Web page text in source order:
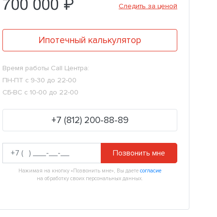
700 000 ₽ Следить за ценой
Ипотечный калькулятор
Время работы Call Центра:
ПН-ПТ с 9-30 до 22-00
СБ-ВС с 10-00 до 22-00
+7 (812) 200-88-89
Позвонить мне
Нажимая на кнопку «Позвонить мне», Вы даете согласие
на обработку своих персональных данных.